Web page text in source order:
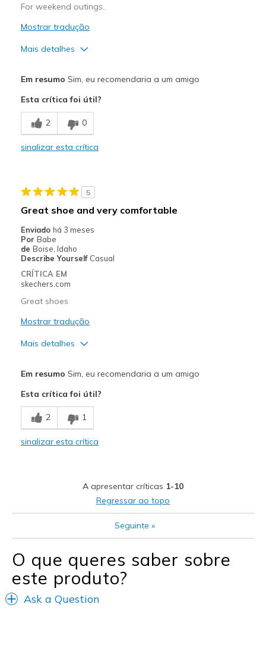
For weekend outings..
Mostrar tradução
Mais detalhes
Comfortable
Durable
Casual Wear
Width
Sizing
Feels true to size
View On Shoes
Em resumo Sim, eu recomendaria a um amigo
Esta crítica foi útil?
2 0
sinalizar esta crítica
5
Great shoe and very comfortable
Enviado há 3 meses
Por Babe
de Boise, Idaho
Describe Yourself Casual
CRÍTICA EM
skechers.com
Great shoes
Mostrar tradução
Mais detalhes
Breathe Well
Comfortable
Feels true to width
Sizing
Feels true to size
I'm Into Shoes
Em resumo Sim, eu recomendaria a um amigo
Esta crítica foi útil?
2 1
sinalizar esta crítica
A apresentar críticas 1-10
Regressar ao topo
Seguinte »
O que queres saber sobre
este produto?
Ask a Question